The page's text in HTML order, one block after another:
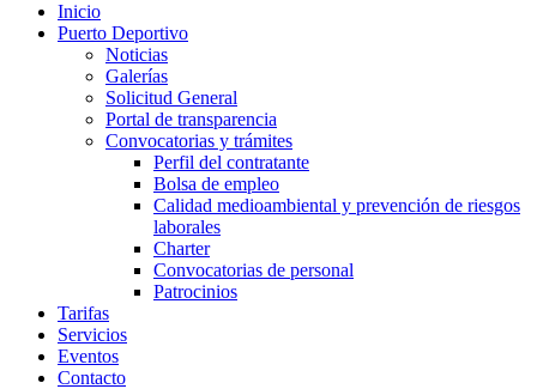
Inicio
Puerto Deportivo
Noticias
Galerías
Solicitud General
Portal de transparencia
Convocatorias y trámites
Perfil del contratante
Bolsa de empleo
Calidad medioambiental y prevención de riesgos
laborales
Charter
Convocatorias de personal
Patrocinios
Tarifas
Servicios
Eventos
Contacto